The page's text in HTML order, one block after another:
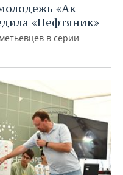
«Ак
«Нефтяник»
в серии